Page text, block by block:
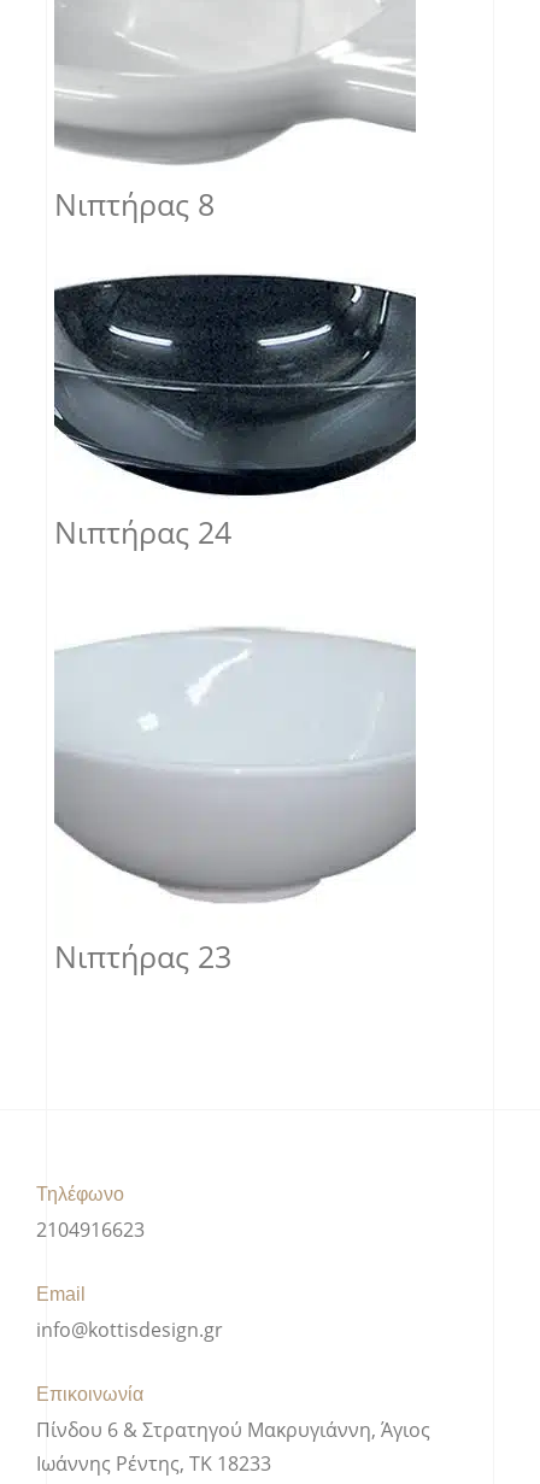
Νιπτήρας 8
Νιπτήρας 24
Νιπτήρας 23
Τηλέφωνο
2104916623
Email
info@kottisdesign.gr
Επικοινωνία
Πίνδου 6 & Στρατηγού Μακρυγιάννη, Άγιος
Ιωάννης Ρέντης, ΤΚ 18233